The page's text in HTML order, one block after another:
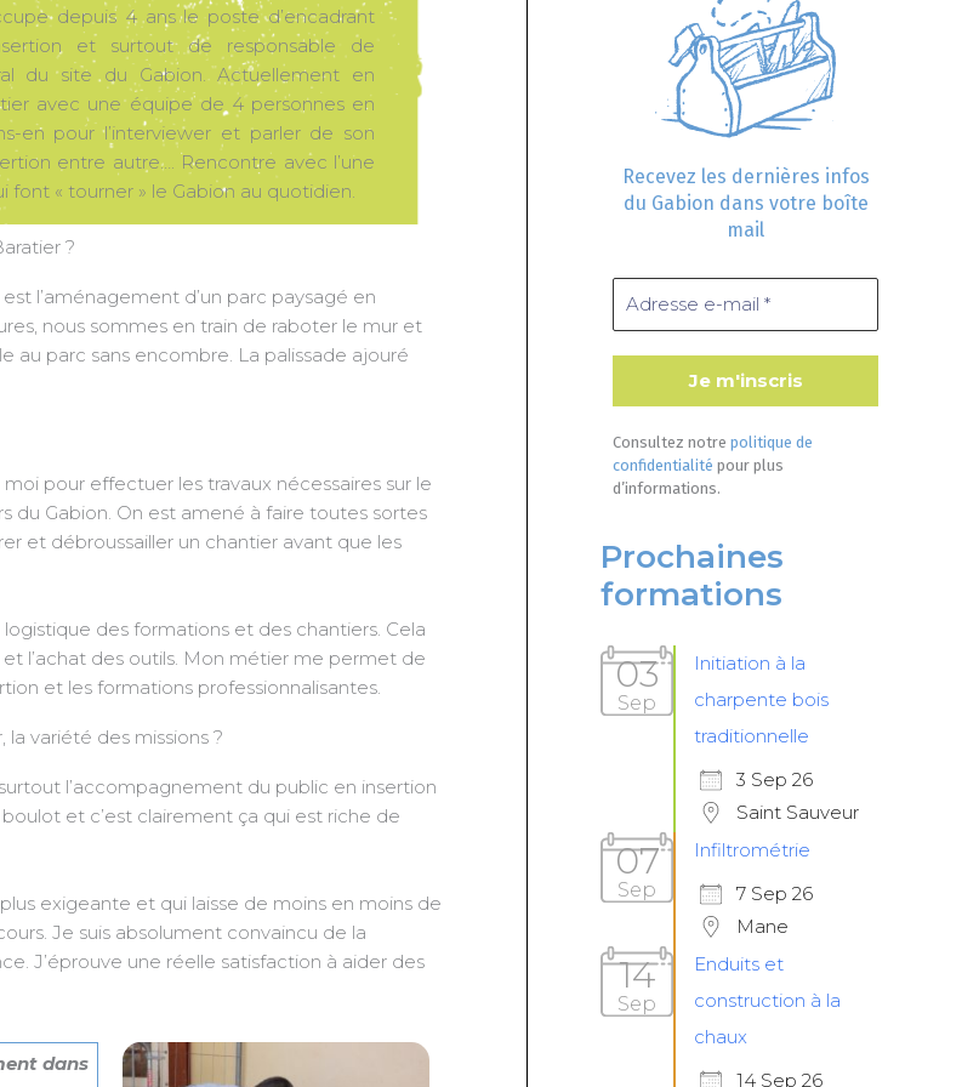
depuis 4 ans le poste d’encadrant
et surtout de responsable de
du site du Gabion. Actuellement en
avec une équipe de 4 personnes en
en pour l’interviewer et parler de son
entre autre…. Rencontre avec l’une
font « tourner » le Gabion au quotidien.
?
l’aménagement d’un parc paysagé en
nous sommes en train de raboter le mur et
au parc sans encombre. La palissade ajouré
pour effectuer les travaux nécessaires sur le
du Gabion. On est amené à faire toutes sortes
et débroussailler un chantier avant que les
des formations et des chantiers. Cela
l’achat des outils. Mon métier me permet de
et les formations professionnalisantes.
variété des missions ?
l’accompagnement du public en insertion
et c’est clairement ça qui est riche de
exigeante et qui laisse de moins en moins de
Je suis absolument convaincu de la
J’éprouve une réelle satisfaction à aider des
dans
Recevez les dernières infos
du Gabion dans votre boîte
mail
Consultez notre politique de
confidentialité pour plus
d’informations.
Prochaines
formations
03
Sep
Initiation à la
charpente bois
traditionnelle
3 Sep 26
Saint Sauveur
07
Sep
Infiltrométrie
7 Sep 26
Mane
14
Sep
Enduits et
construction à la
chaux
14 Sep 26